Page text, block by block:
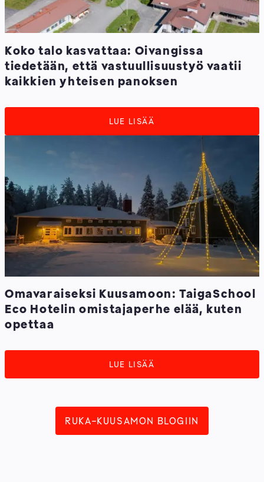
Koko talo kasvattaa: Oivangissa
tiedetään, että vastuullisuustyö vaatii
kaikkien yhteisen panoksen
LUE LISÄÄ
Omavaraiseksi Kuusamoon: TaigaSchool
Eco Hotelin omistajaperhe elää, kuten
opettaa
LUE LISÄÄ
RUKA-KUUSAMON BLOGIIN